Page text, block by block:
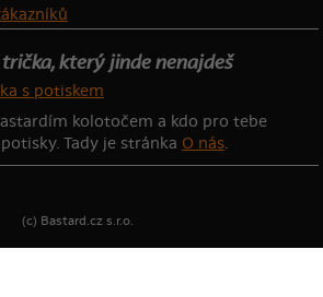
který jinde nenajdeš
kolotočem a kdo pro tebe
Tady je stránka O nás.
(c) Bastard.cz s.r.o.